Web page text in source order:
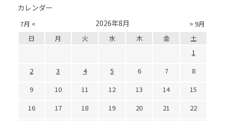
カレンダー
7月 < > 9月
2026年8月
日 月 火 水 木 金
土
1
2
3 4 5 6 7
8
9
10 11 12 13 14
15
16
17 18 19 20 21
22